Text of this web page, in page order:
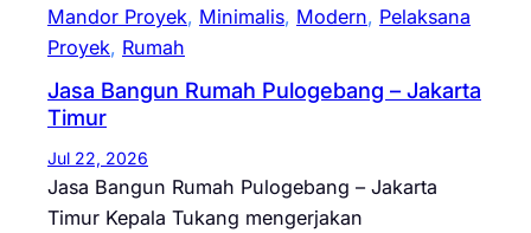
Mandor Proyek, Minimalis, Modern, Pelaksana
Proyek, Rumah
Jasa Bangun Rumah Pulogebang – Jakarta
Timur
Jul 22, 2026
Jasa Bangun Rumah Pulogebang – Jakarta
Timur Kepala Tukang mengerjakan